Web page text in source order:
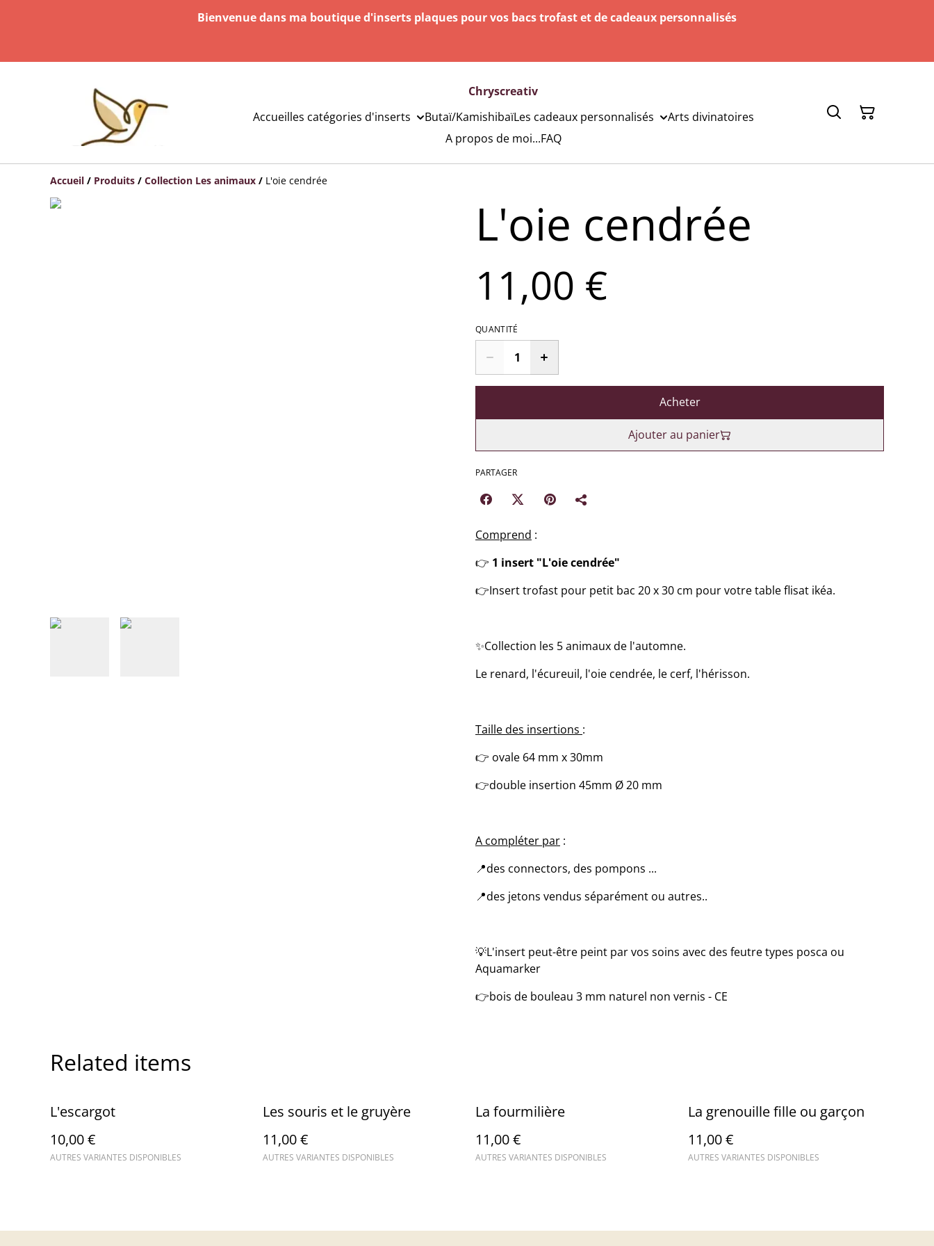
Bienvenue dans ma boutique d'inserts plaques pour vos bacs trofast et de cadeaux personnalisés
Chryscreativ
Accueilles catégories d'inserts Butaï/KamishibaïLes cadeaux personnalisés
Arts divinatoires
A propos de moi...FAQ
Accueil / Produits / Collection Les animaux / L'oie cendrée
L'oie cendrée
11,00 €
QUANTITÉ
Acheter
Ajouter au panier
PARTAGER
Comprend :
👉 1 insert "L'oie cendrée"
👉Insert trofast pour petit bac 20 x 30 cm pour votre table flisat ikéa.
✨️Collection les 5 animaux de l'automne.
Le renard, l'écureuil, l'oie cendrée, le cerf, l'hérisson.
Taille des insertions :
👉 ovale 64 mm x 30mm
👉double insertion 45mm Ø 20 mm
A compléter par :
📍des connectors, des pompons ...
📍des jetons vendus séparément ou autres..
💡L'insert peut-être peint par vos soins avec des feutre types posca ou
Aquamarker
👉bois de bouleau 3 mm naturel non vernis - CE
Related items
L'escargot
10,00 €
AUTRES VARIANTES DISPONIBLES
Les souris et le gruyère
11,00 €
AUTRES VARIANTES DISPONIBLES
La fourmilière
11,00 €
AUTRES VARIANTES DISPONIBLES
La grenouille fille ou garçon
11,00 €
AUTRES VARIANTES DISPONIBLES